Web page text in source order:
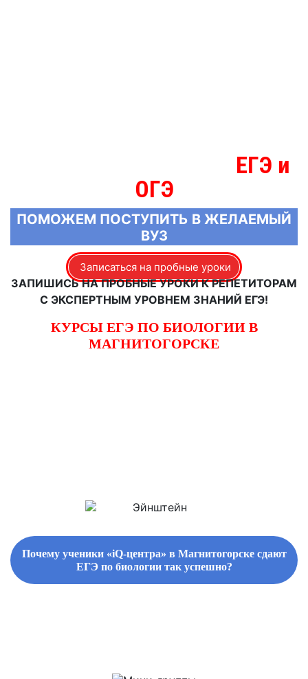
ЕГЭ и
ОГЭ
ПОМОЖЕМ ПОСТУПИТЬ В ЖЕЛАЕМЫЙ
ВУЗ
Записаться на пробные уроки
ЗАПИШИСЬ НА ПРОБНЫЕ УРОКИ К РЕПЕТИТОРАМ
С ЭКСПЕРТНЫМ УРОВНЕМ ЗНАНИЙ ЕГЭ!
КУРСЫ ЕГЭ ПО БИОЛОГИИ В
МАГНИТОГОРСКЕ
Почему ученики «iQ-центра» в Магнитогорске сдают
ЕГЭ по биологии так успешно?